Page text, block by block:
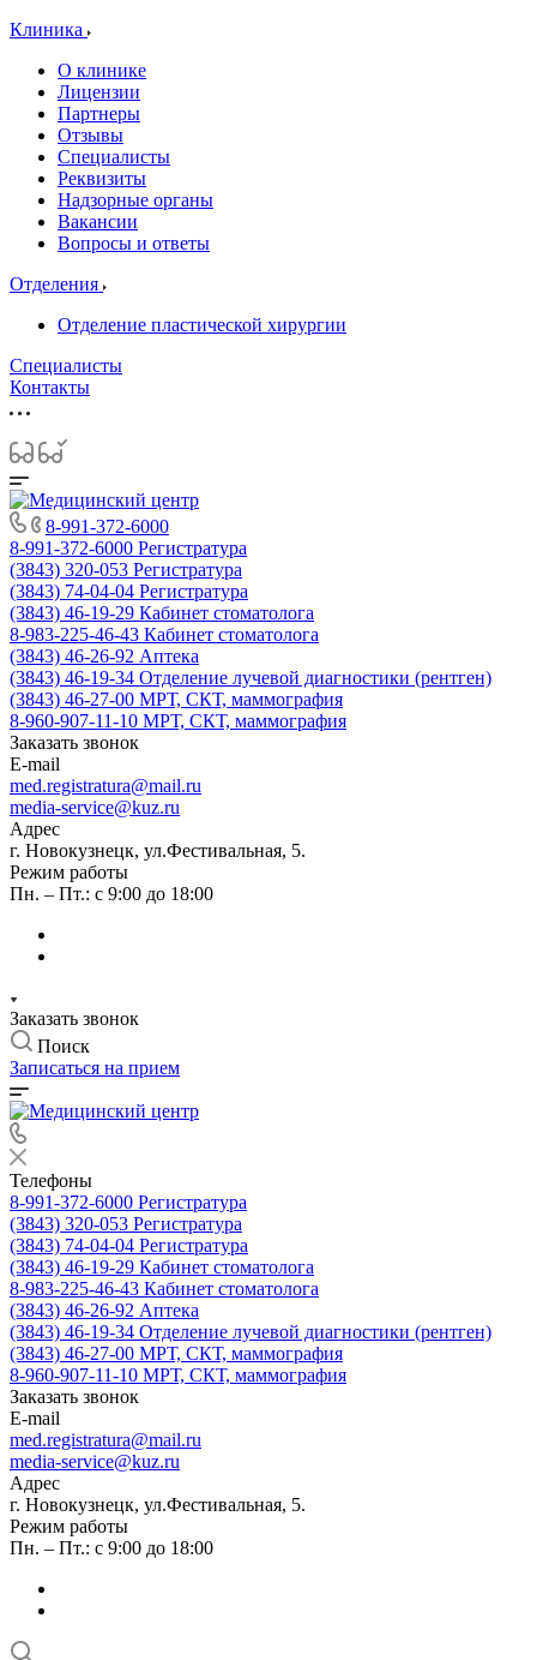
Клиника
О клинике
Лицензии
Партнеры
Отзывы
Специалисты
Реквизиты
Надзорные органы
Вакансии
Вопросы и ответы
Отделения
Отделение пластической хирургии
Специалисты
Контакты
8-991-372-6000
8-991-372-6000 Регистратура
(3843) 320-053 Регистратура
(3843) 74-04-04 Регистратура
(3843) 46-19-29 Кабинет стоматолога
8-983-225-46-43 Кабинет стоматолога
(3843) 46-26-92 Аптека
(3843) 46-19-34 Отделение лучевой диагностики (рентген)
(3843) 46-27-00 МРТ, СКТ, маммография
8-960-907-11-10 МРТ, СКТ, маммография
Заказать звонок
E-mail
med.registratura@mail.ru
media-service@kuz.ru
Адрес
г. Новокузнецк, ул.Фестивальная, 5.
Режим работы
Пн. – Пт.: с 9:00 до 18:00
Заказать звонок
Поиск
Записаться на прием
Телефоны
8-991-372-6000 Регистратура
(3843) 320-053 Регистратура
(3843) 74-04-04 Регистратура
(3843) 46-19-29 Кабинет стоматолога
8-983-225-46-43 Кабинет стоматолога
(3843) 46-26-92 Аптека
(3843) 46-19-34 Отделение лучевой диагностики (рентген)
(3843) 46-27-00 МРТ, СКТ, маммография
8-960-907-11-10 МРТ, СКТ, маммография
Заказать звонок
E-mail
med.registratura@mail.ru
media-service@kuz.ru
Адрес
г. Новокузнецк, ул.Фестивальная, 5.
Режим работы
Пн. – Пт.: с 9:00 до 18:00